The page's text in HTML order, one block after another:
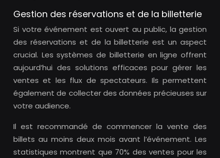
Gestion des réservations et de la billetterie
Si votre événement est ouvert au public, la gestion
des réservations et de la billetterie est un aspect
crucial. Les systèmes de billetterie en ligne offrent
aujourd’hui des solutions efficaces pour gérer les
ventes et les flux de spectateurs. Ils permettent
également de collecter des données précieuses sur
votre audience.
Il est recommandé de commencer la vente des
billets au moins deux mois avant l’événement. Les
statistiques montrent que 70% des ventes pour les